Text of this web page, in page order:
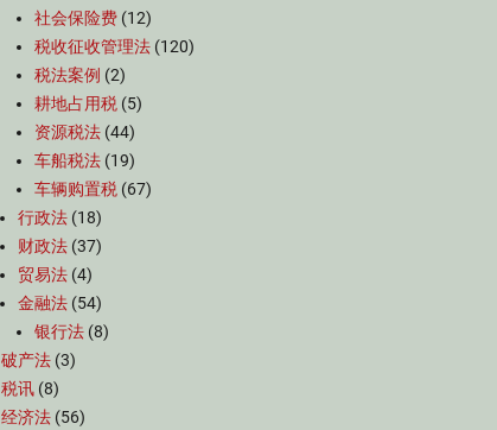
社会保险费 (12)
税收征收管理法 (120)
税法案例 (2)
耕地占用税 (5)
资源税法 (44)
车船税法 (19)
车辆购置税 (67)
行政法 (18)
财政法 (37)
贸易法 (4)
金融法 (54)
银行法 (8)
破产法 (3)
税讯 (8)
经济法 (56)